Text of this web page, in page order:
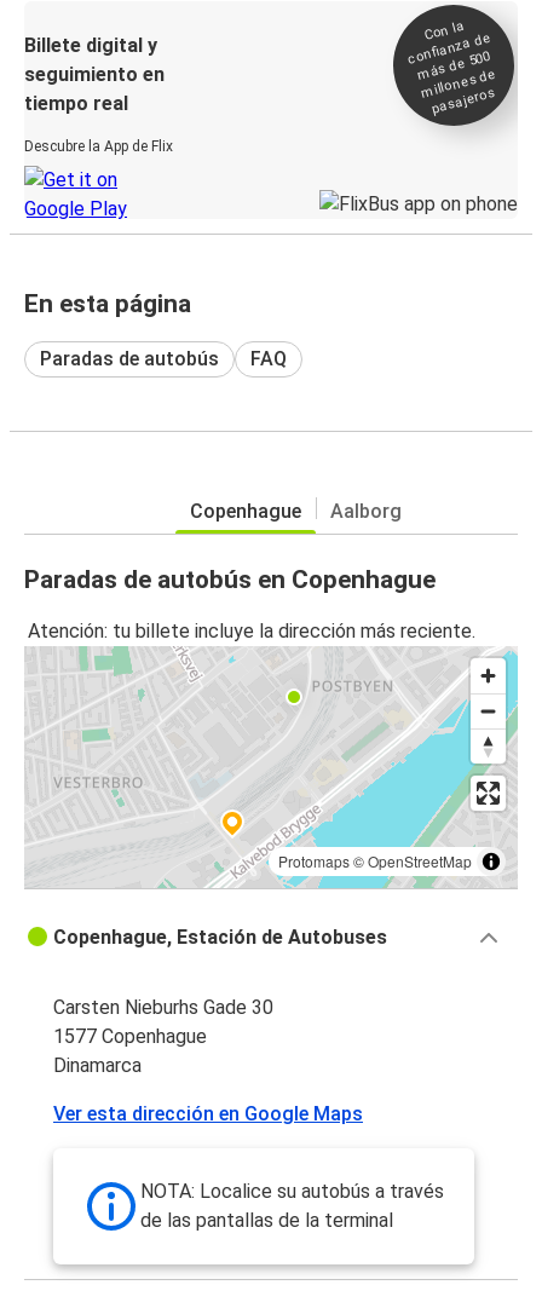
Billete digital y
seguimiento en
tiempo real
Descubre la App de Flix
Con la
confianza de
más de 500
millones de
pasajeros
En esta página
Paradas de autobús FAQ
Copenhague Aalborg
Paradas de autobús en Copenhague
Atención: tu billete incluye la dirección más reciente.
Protomaps©OpenStreetMap
Copenhague, Estación de Autobuses
Carsten Nieburhs Gade 30
1577 Copenhague
Dinamarca
Ver esta dirección en Google Maps
NOTA: Localice su autobús a través
de las pantallas de la terminal